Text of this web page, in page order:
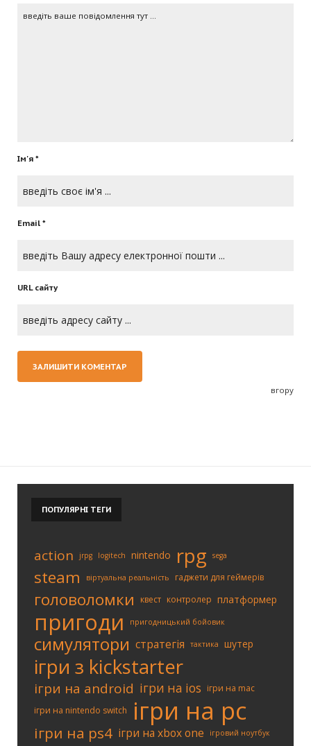
Ім'я *
Email *
URL сайту
вгору
ПОПУЛЯРНІ ТЕГИ
action jrpg logitech nintendo rpg sega
steam віртуальна реальність гаджети для геймерів
головоломки квест контролер платформер
пригоди пригодницький бойовик
симулятори стратегія тактика шутер
ігри з kickstarter
ігри на android ігри на ios ігри на mac
ігри на nintendo switch
ігри на pc
ігри на ps4 ігри на xbox one ігровий ноутбук